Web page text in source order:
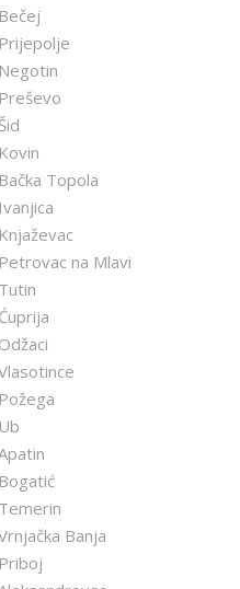
Topola
na Mlavi
Banja